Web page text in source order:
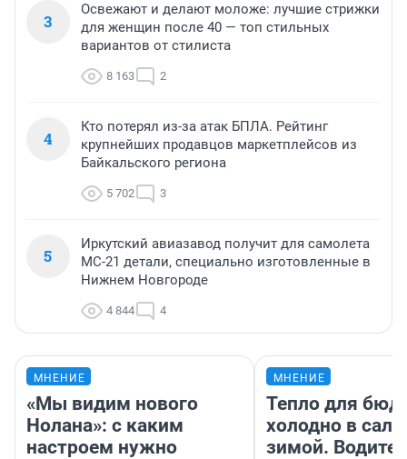
3
Освежают и делают моложе: лучшие стрижки
для женщин после 40 — топ стильных
вариантов от стилиста
8 163 2
4
Кто потерял из-за атак БПЛА. Рейтинг
крупнейших продавцов маркетплейсов из
Байкальского региона
5 702 3
5
Иркутский авиазавод получит для самолета
МС-21 детали, специально изготовленные в
Нижнем Новгороде
4 844 4
МНЕНИЕ
«Мы видим нового
Нолана»: с каким
настроем нужно
МНЕНИЕ
Тепло для
холодно в
зимой.